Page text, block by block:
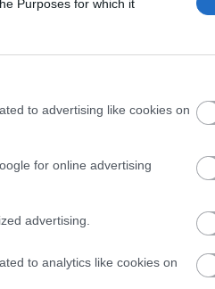
Purposes for which it
to advertising like cookies on
for online advertising
advertising.
to analytics like cookies on
2019
2019